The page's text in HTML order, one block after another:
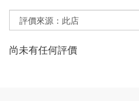
尚未有任何評價